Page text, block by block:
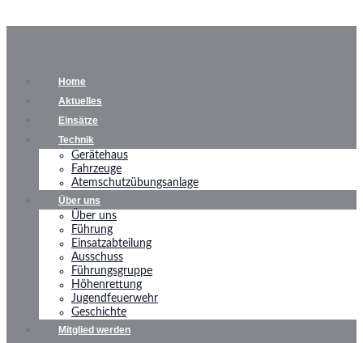
Home
Aktuelles
Einsätze
Technik
Gerätehaus
Fahrzeuge
Atemschutzübungsanlage
Über uns
Über uns
Führung
Einsatzabteilung
Ausschuss
Führungsgruppe
Höhenrettung
Jugendfeuerwehr
Geschichte
Mitglied werden